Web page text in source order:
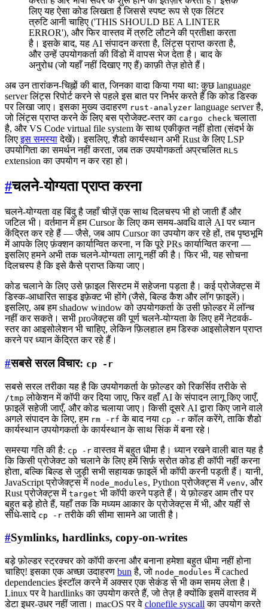
लिए यह ऐसा कोड लिखता है जिससे स्पष्ट रूप से एक लिंटर
त्रुटि आनी चाहिए ('THIS SHOULD BE A LINTER
ERROR'), और फिर वास्तव में त्रुटि लौटने की प्रतीक्षा करता
है। इसके बाद, यह AI संपादन करता है, लिंट्स प्राप्त करता है,
और उन्हें उपयोगकर्ता की विंडो में वापस भेज देता है। बाद के
अनुरोध (जो यहाँ नहीं दिखाए गए हैं) काफ़ी तेज़ होते हैं।
अब उन तारांकन-चिह्नों की बात, जिनका वादा किया गया था: कुछ language
server लिंट्स रिपोर्ट करने से पहले इस बात पर निर्भर करते हैं कि कोड डिस्क
पर लिखा जाए। इसका मुख्य उदाहरण rust-analyzer language server है,
जो लिंट्स प्राप्त करने के लिए बस प्रोजेक्ट-स्तर का cargo check चलाता
है, और VS Code virtual file system के साथ एकीकृत नहीं होता (संदर्भ के
लिएइस समस्यादेखें)। इसलिए, शैडो कार्यस्थान अभी Rust के लिए LSP
उपयोगिता का समर्थन नहीं करता, जब तक उपयोगकर्ता अप्रचलित RLS
extension का उपयोग न कर रहा हो।
#चलने-योग्यता प्राप्त करना
चलने-योग्यता वह बिंदु है जहाँ चीज़ें एक साथ दिलचस्प भी हो जाती हैं और
जटिल भी। वर्तमान में हम Cursor के लिए कम समय-अवधि वाले AI पर ध्यान
केंद्रित कर रहे हैं — जैसे, जब आप Cursor का उपयोग कर रहे हों, तब पृष्ठभूमि
में आपके लिए फ़ंक्शन कार्यान्वित करना, न कि पूरे PRs कार्यान्वित करना —
इसलिए हमने अभी तक चलने-योग्यता लागू नहीं की है। फिर भी, यह सोचना
दिलचस्प है कि इसे कैसे प्राप्त किया जाए।
कोड चलाने के लिए उसे फ़ाइल सिस्टम में सहेजना पड़ता है। कई प्रोजेक्ट्स में
डिस्क-आधारित साइड इफ़ेक्ट भी होंगे (जैसे, बिल्ड कैश और लॉग फ़ाइलें)।
इसलिए, अब हम shadow window को उपयोगकर्ता के उसी फ़ोल्डर में लॉन्च
नहीं कर सकते। सभी proजेक्ट्स की पूर्ण चलने-योग्यता के लिए हमें नेटवर्क-
स्तर का आइसोलेशन भी चाहिए, लेकिन फ़िलहाल हम डिस्क आइसोलेशन प्राप्त
करने पर ध्यान केंद्रित कर रहे हैं।
#सबसे सरल विचार: cp -r
सबसे सरल तरीका यह है कि उपयोगकर्ता के फ़ोल्डर को रिकर्सिव तरीके से
/tmp लोकेशन में कॉपी कर दिया जाए, फिर वहाँ AI के संपादन लागू किए जाएँ,
फ़ाइलें सहेजी जाएँ, और कोड चलाया जाए। किसी दूसरे AI द्वारा किए जाने वाले
अगले संपादन के लिए, हम rm -rf के बाद नया cp -r कॉल करेंगे, ताकि शैडो
कार्यस्थान उपयोगकर्ता के कार्यस्थान के साथ सिंक में बना रहे।
समस्या गति की है: cp -r वास्तव में बहुत धीमा है। ध्यान रखने वाली बात यह है
कि किसी प्रोजेक्ट को चलाने के लिए हमें सिर्फ़ स्रोत कोड ही कॉपी नहीं करना
होता, बल्कि बिल्ड से जुड़ी सभी सहायक फ़ाइलें भी कॉपी करनी पड़ती हैं। यानी,
JavaScript प्रोजेक्ट्स में node_modules, Python प्रोजेक्ट्स में venv, और
Rust प्रोजेक्ट्स में target भी कॉपी करने पड़ते हैं। ये फ़ोल्डर आम तौर पर
बहुत बड़े होते हैं, यहाँ तक कि मध्यम आकार के प्रोजेक्ट्स में भी, और यहीं से
सीधे-सादे cp -r तरीके की सीमा सामने आ जाती है।
#Symlinks, hardlinks, copy-on-writes
बड़े फ़ोल्डर स्ट्रक्चर को कॉपी करना और बनाना हमेशा बहुत धीमा नहीं होना
चाहिए! इसका एक अच्छा उदाहरण bun है, जो node_modules में cached
dependencies इंस्टॉल करने में अक्सर एक सेकंड से भी कम समय लेता है।
Linux पर वे hardlinks का उपयोग करते हैं, जो तेज़ है क्योंकि इसमें वास्तव में
डेटा इधर-उधर नहीं जाता। macOS पर वे clonefile syscall का उपयोग करते